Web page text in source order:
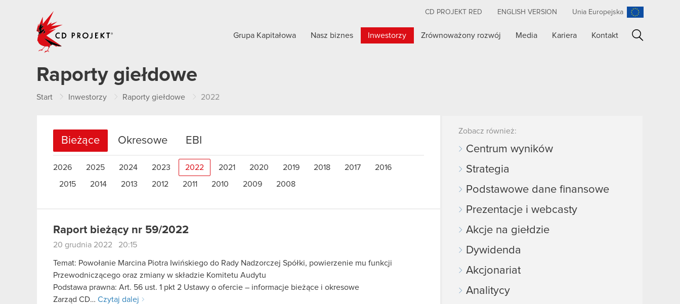
CD PROJEKT RED ENGLISH VERSION Unia Europejska
Grupa Kapitałowa Nasz biznes Inwestorzy Zrównoważony rozwój Media Kariera Kontakt
Raporty giełdowe
Start Inwestorzy Raporty giełdowe 2022
Bieżące Okresowe EBI
2026 2025 2024 2023 2022 2021 2020 2019 2018 2017 2016
2015 2014 2013 2012 2011 2010 2009 2008
Raport bieżący nr 59/2022
20 grudnia 2022 20:15
Temat: Powołanie Marcina Piotra Iwińskiego do Rady Nadzorczej Spółki, powierzenie mu funkcji
Przewodniczącego oraz zmiany w składzie Komitetu Audytu
Podstawa prawna: Art. 56 ust. 1 pkt 2 Ustawy o ofercie – informacje bieżące i okresowe
Zarząd CD… Czytaj dalej
Zobacz również:
Centrum wyników
Strategia
Podstawowe dane finansowe
Prezentacje i webcasty
Akcje na giełdzie
Dywidenda
Akcjonariat
Analitycy